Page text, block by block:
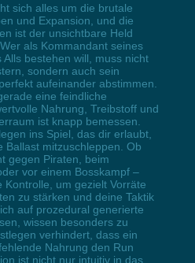
sich alles um die brutale
und Expansion, und die
ist der unsichtbare Held
als Kommandant seines
bestehen will, muss nicht
sondern auch sein
aufeinander abstimmen.
eine feindliche
Nahrung, Treibstoff und
ist knapp bemessen.
ins Spiel, das dir erlaubt,
Ballast mitzuschleppen. Ob
gegen Piraten, beim
vor einem Bosskampf –
um gezielt Vorräte
zu stärken und deine Taktik
auf prozedural generierte
wissen besonders zu
verhindert, dass ein
Nahrung den Run
ist nicht nur intuitiv in das